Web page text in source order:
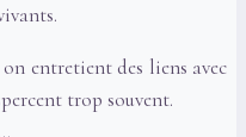
entretient des liens avec
trop souvent.